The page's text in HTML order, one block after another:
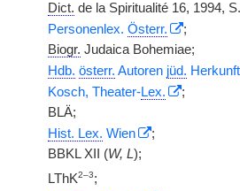
Dict. de la Spiritualité 16, 1994,
Personenlex. Österr.
;
Biogr. Judaica Bohemiae;
Hdb. österr. Autoren jüd. Herkunft
Kosch, Theater-Lex.
;
BLÄ;
Hist. Lex. Wien
;
BBKL XII (W, L);
LThK2–3;